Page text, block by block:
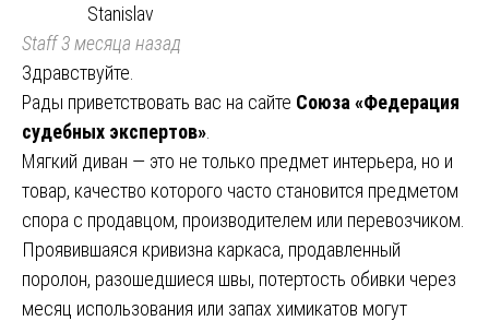
Stanislav
Staff3 месяца назад
Здравствуйте.
Рады приветствовать вас на сайте Союза «Федерация
судебных экспертов»
Мягкий диван — это не только предмет интерьера, но и
товар, качество которого часто становится предметом
спора с продавцом, производителем или перевозчиком.
Проявившаяся кривизна каркаса, продавленный
поролон, разошедшиеся швы, потертость обивки через
месяц использования или запах химикатов могут